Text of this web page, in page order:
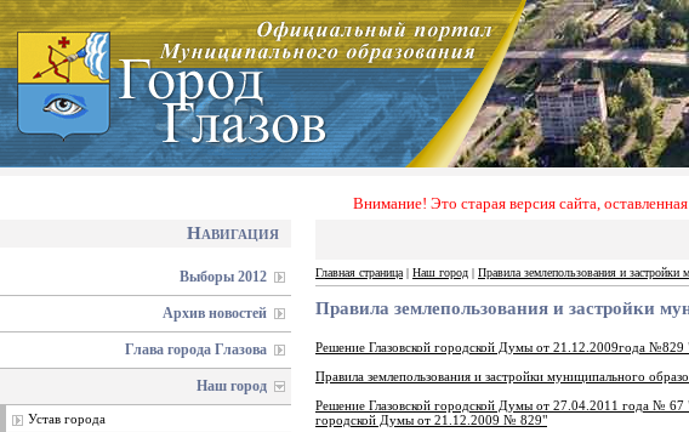
Внимание! Это старая версия сайта,
Навигация
Выборы 2012
Архив новостей
Глава города Глазова
Наш город
Устав города
Главная страница | Наш город | Правила землепользования и застройки
Правила землепользования и застройки
Решение Глазовской городской Думы от 21.12.2009года №829
Правила землепользования и застройки муниципального
Решение Глазовской городской Думы от 27.04.2011 года № 67
городской Думы от 21.12.2009 № 829"